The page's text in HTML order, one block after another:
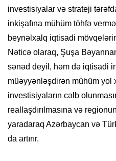
investisiyalar və strateji
inkişafına mühüm töhfə
beynəlxalq iqtisadi
Nəticə olaraq, Şuşa
sənəd deyil, həm də iqtisadi
müəyyənləşdirən mühüm yol
investisiyaların cəlb
reallaşdırılmasına və
yaradaraq Azərbaycan və
da artırır.